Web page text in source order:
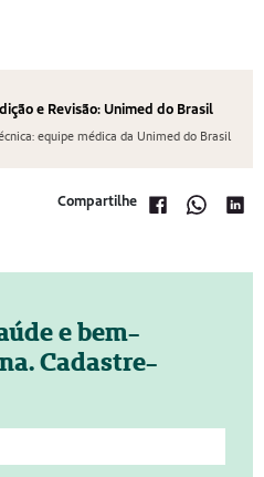
e Revisão: Unimed do Brasil
equipe médica da Unimed do Brasil
Compartilhe
e bem-
Cadastre-